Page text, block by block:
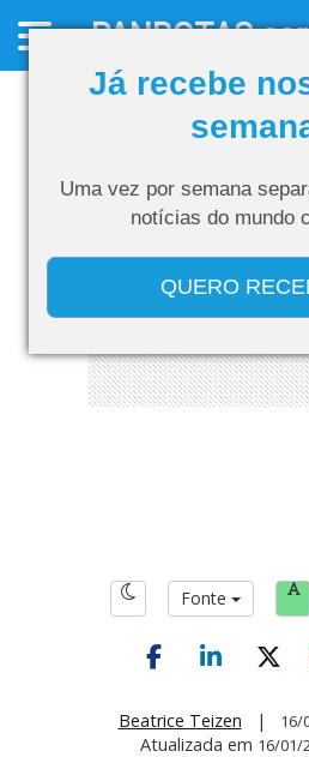
Já recebe
Uma vez por semana
notícias do mundo
QUERO
PANROTAS
Fonte
Beatrice Teizen | 16/
Atualizada em 16/01/